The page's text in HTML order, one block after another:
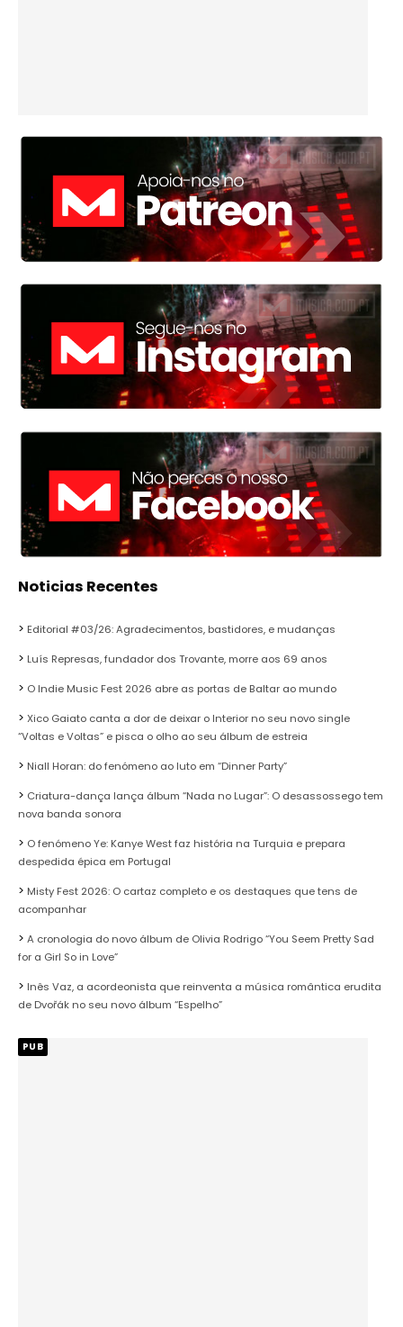
Noticias Recentes
Editorial #03/26: Agradecimentos, bastidores, e mudanças
Luís Represas, fundador dos Trovante, morre aos 69 anos
O Indie Music Fest 2026 abre as portas de Baltar ao mundo
Xico Gaiato canta a dor de deixar o Interior no seu novo single
“Voltas e Voltas” e pisca o olho ao seu álbum de estreia
Niall Horan: do fenómeno ao luto em “Dinner Party”
Criatura-dança lança álbum “Nada no Lugar”: O desassossego tem
nova banda sonora
O fenómeno Ye: Kanye West faz história na Turquia e prepara
despedida épica em Portugal
Misty Fest 2026: O cartaz completo e os destaques que tens de
acompanhar
A cronologia do novo álbum de Olivia Rodrigo “You Seem Pretty Sad
for a Girl So in Love”
Inês Vaz, a acordeonista que reinventa a música romântica erudita
de Dvořák no seu novo álbum “Espelho”
PUB